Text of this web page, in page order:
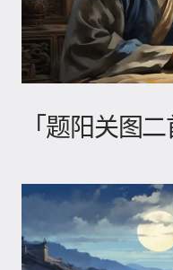
「题阳关图